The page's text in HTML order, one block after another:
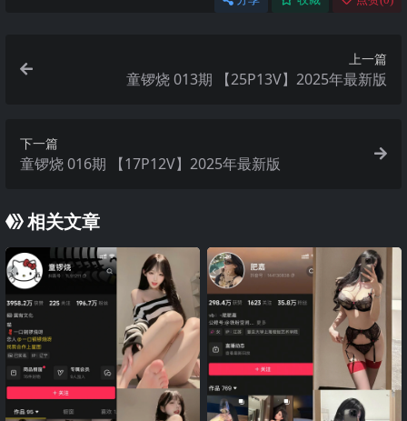
上一篇
童锣烧 013期 【25P13V】2025年最新版
下一篇
童锣烧 016期 【17P12V】2025年最新版
相关文章